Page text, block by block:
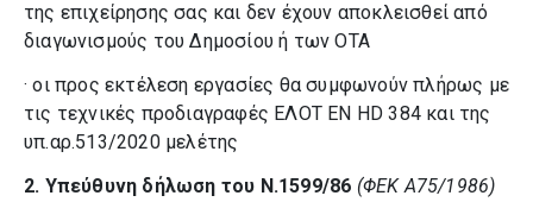
της επιχείρησης σας και δεν έχουν αποκλεισθεί από
διαγωνισμούς του Δημοσίου ή των ΟΤΑ
· οι προς εκτέλεση εργασίες θα συμφωνούν πλήρως με
τις τεχνικές προδιαγραφές ΕΛΟΤ ΕΝ HD 384 και της
υπ.αρ.513/2020 μελέτης
2. Υπεύθυνη δήλωση του Ν.1599/86 (ΦΕΚ Α75/1986)